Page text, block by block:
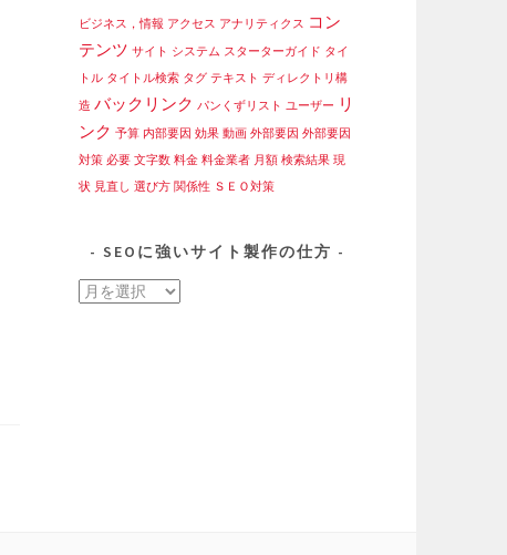
ビジネス，情報 アクセス アナリティクス コン
テンツ サイト システム スターターガイド タイ
トル タイトル検索 タグ テキスト ディレクトリ構
造 バックリンク パンくずリスト ユーザー リ
ンク 予算 内部要因 効果 動画 外部要因 外部要因
対策 必要 文字数 料金 料金業者 月額 検索結果 現
状 見直し 選び方 関係性 ＳＥＯ対策
SEOに強いサイト製作の仕方
SEO